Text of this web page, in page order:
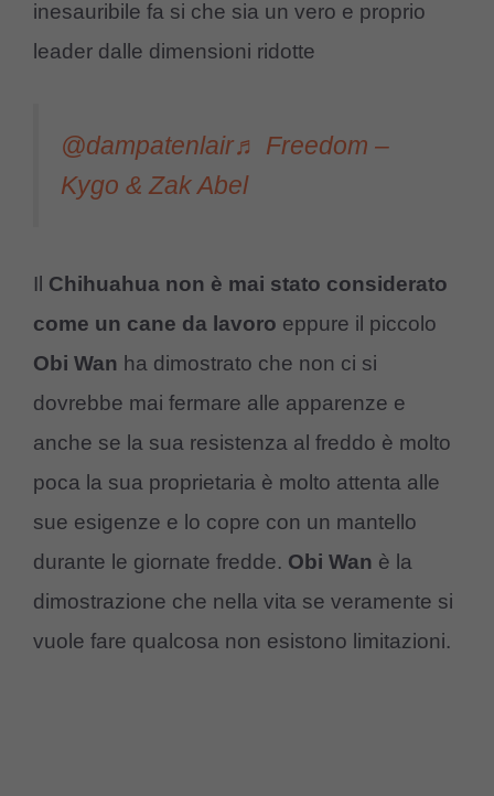
inesauribile fa si che sia un vero e proprio
leader dalle dimensioni ridotte
@dampatenlair♬ Freedom –
Kygo & Zak Abel
Il Chihuahua non è mai stato considerato
come un cane da lavoro eppure il piccolo
Obi Wan ha dimostrato che non ci si
dovrebbe mai fermare alle apparenze e
anche se la sua resistenza al freddo è molto
poca la sua proprietaria è molto attenta alle
sue esigenze e lo copre con un mantello
durante le giornate fredde. Obi Wan è la
dimostrazione che nella vita se veramente si
vuole fare qualcosa non esistono limitazioni.